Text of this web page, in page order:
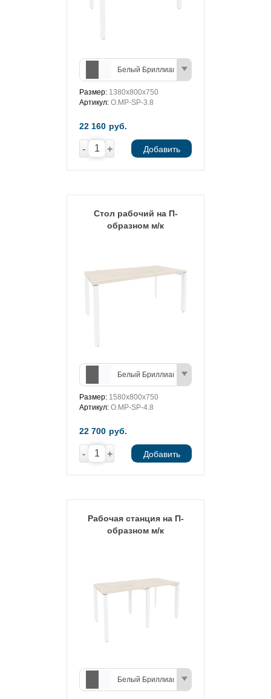
Белый Бриллиант/Антрацит
Размер: 1380х800х750
Артикул: O.MP-SP-3.8
22 160 руб.
- + Добавить
Стол рабочий на П-
образном м/к
Белый Бриллиант/Антрацит
Размер: 1580х800х750
Артикул: O.MP-SP-4.8
22 700 руб.
- + Добавить
Рабочая станция на П-
образном м/к
Белый Бриллиант/Антрацит